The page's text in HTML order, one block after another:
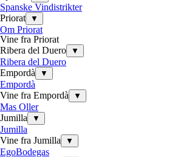
Spanske Vindistrikter
Priorat
▼
Om Priorat
Vine fra Priorat
Ribera del Duero
▼
Ribera del Duero
Empordà
▼
Empordà
Vine fra Empordà
▼
Mas Oller
Jumilla
▼
Jumilla
Vine fra Jumilla
▼
EgoBodegas